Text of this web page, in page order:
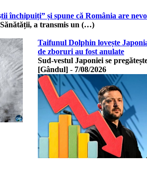
închipuiți” și spune că România are
a transmis un (…)
Taifunul Dolphin lovește
de zboruri au fost anulate
Sud-vestul Japoniei se
[Gândul] - 7/08/2026